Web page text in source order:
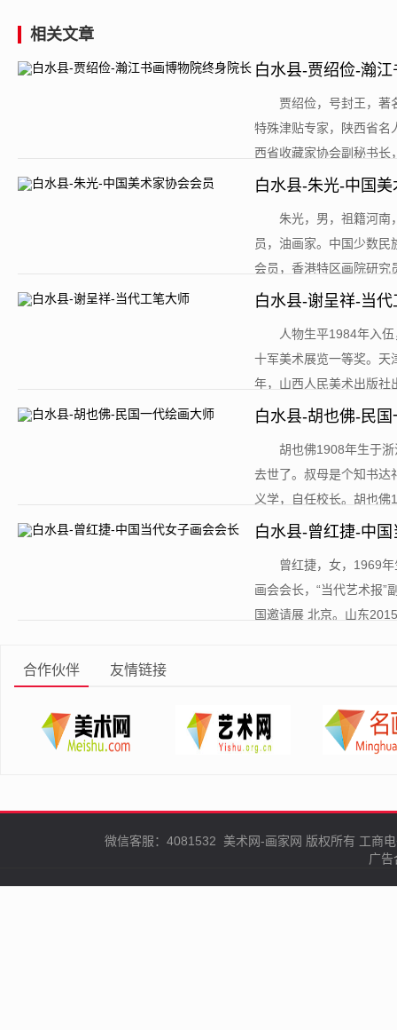
相关文章
白水县-贾绍俭-瀚
贾绍俭，号封王，著
特殊津贴专家，陕西省名
西省收藏家协会副秘书长
白水县-朱光-中国
朱光，男，祖籍河南
员，油画家。中国少数
会员，香港特区画院研究
白水县-谢呈祥-当
人物生平1984年入
十军美术展览一等奖。天
年，山西人民美术出版社
白水县-胡也佛-民
胡也佛1908年生于
去世了。叔母是个知书达
义学，自任校长。胡也
白水县-曾红捷-中
曾红捷，女，1969
画会会长，“当代艺术报
国邀请展 北京。山东
合作伙伴 友情链接
微信客服：4081532 美术网-画家网 版权所有 工商
广